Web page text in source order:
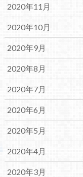
2020年11月
2020年10月
2020年9月
2020年8月
2020年7月
2020年6月
2020年5月
2020年4月
2020年3月